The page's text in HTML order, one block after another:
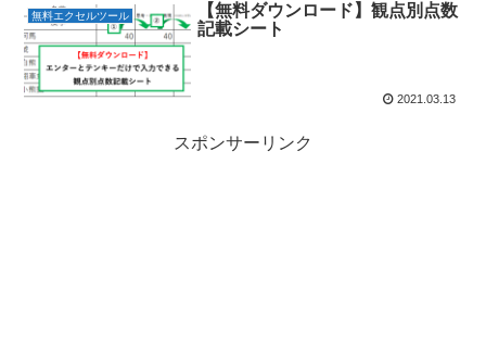
無料エクセルツール
【無料ダウンロード】観点別点数
記載シート
2021.03.13
スポンサーリンク